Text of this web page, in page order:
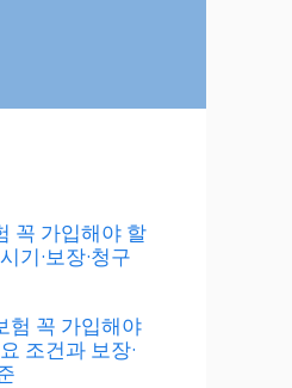
꼭 가입해야 할
기·보장·청구
험 꼭 가입해야
조건과 보장·